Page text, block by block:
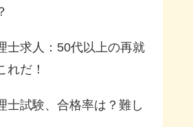
士求人：50代以上の再就
れだ！
士試験、合格率は？難し